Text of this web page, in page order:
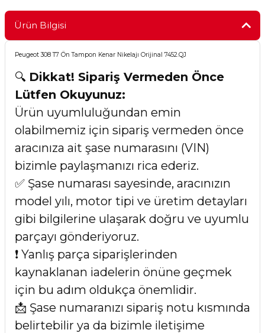
Ürün Bilgisi
Peugeot 308 T7 Ön Tampon Kenar Nikelajı Orijinal 7452.QJ
🔍 Dikkat! Sipariş Vermeden Önce
Lütfen Okuyunuz:
Ürün uyumluluğundan emin
olabilmemiz için sipariş vermeden önce
aracınıza ait şase numarasını (VIN)
bizimle paylaşmanızı rica ederiz.
✅ Şase numarası sayesinde, aracınızın
model yılı, motor tipi ve üretim detayları
gibi bilgilerine ulaşarak doğru ve uyumlu
parçayı gönderiyoruz.
❗ Yanlış parça siparişlerinden
kaynaklanan iadelerin önüne geçmek
için bu adım oldukça önemlidir.
📩 Şase numaranızı sipariş notu kısmında
belirtebilir ya da bizimle iletişime